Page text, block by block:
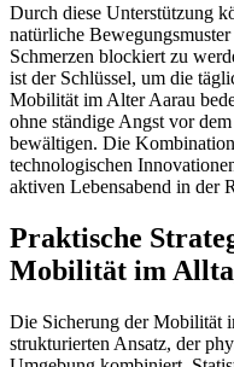
Durch diese Unterstützung
natürliche
Schmerzen blockiert zu
ist der Schlüssel, um die
Mobilität im Alter Aarau
ohne ständige Angst vor
bewältigen. Die
technologischen
aktiven Lebensabend in der
Praktische
Mobilität im
Die Sicherung der Mobilität
strukturierten Ansatz, der